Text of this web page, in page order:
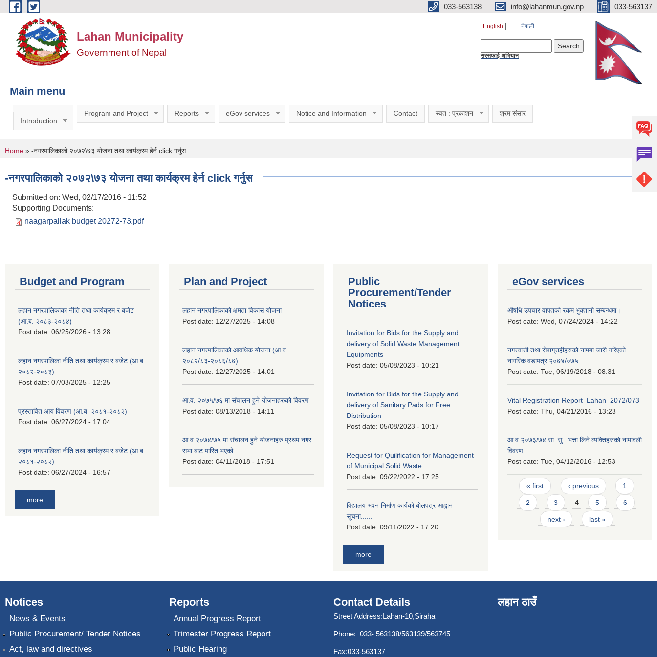
Skip to main content 033-563138 info@lahanmun.gov.np 033-563137
Lahan Municipality
Government of Nepal
English नेपाली
सरसफाई अभियान
Main menu
Introduction
Program and Project Reports eGov services Notice and Information Contact स्वत : प्रकाशन श्रम संसार
You are here
Home » -नगरपालिकाको २०७२\७३ योजना तथा कार्यक्रम हेर्न click गर्नुस
-नगरपालिकाको २०७२\७३ योजना तथा कार्यक्रम हेर्न click गर्नुस
Submitted on: Wed, 02/17/2016 - 11:52
Supporting Documents:
naagarpaliak budget 20272-73.pdf
Budget and Program
लहान नगरपालिकाका नीति तथा कार्यक्रम र बजेट
(आ.ब. २०८३-२०८४)
Post date: 06/25/2026 - 13:28
लहान नगरपालिका नीति तथा कार्यक्रम र बजेट (आ.ब.
२०८२-२०८३)
Post date: 07/03/2025 - 12:25
प्रस्तावित आय विवरण (आ.ब. २०८१-२०८२)
Post date: 06/27/2024 - 17:04
लहान नगरपालिका नीति तथा कार्यक्रम र बजेट (आ.ब.
२०८१-२०८२)
Post date: 06/27/2024 - 16:57
more
Plan and Project
लहान नगरपालिकाको क्षमता विकास योजना
Post date: 12/27/2025 - 14:08
लहान नगरपालिकाको आवधिक योजना (आ.व.
२०८२/८३-२०८६/८७)
Post date: 12/27/2025 - 14:01
आ.व. २०७५/७६ मा संचालन हुने योजनाहरुको विवरण
Post date: 08/13/2018 - 14:11
आ.व २०७४/७५ मा संचालन हुने योजनाहरु प्रथम नगर
सभा बाट पारित भएको
Post date: 04/11/2018 - 17:51
Public
Procurement/Tender
Notices
Invitation for Bids for the Supply and
delivery of Solid Waste Management
Equipments
Post date: 05/08/2023 - 10:21
Invitation for Bids for the Supply and
delivery of Sanitary Pads for Free
Distribution
Post date: 05/08/2023 - 10:17
Request for Quilification for Management
of Municipal Solid Waste...
Post date: 09/22/2022 - 17:25
विद्यालय भवन निर्माण कार्यको बोलपत्र आह्वान
सूचना......
Post date: 09/11/2022 - 17:20
more
eGov services
औषधि उपचार वापतको रकम भुक्तानी सम्बन्धमा।
Post date: Wed, 07/24/2024 - 14:22
नगरवासी तथा सेवाग्राहीहरुको नाममा जारी गरिएको
नागरिक वडापत्र २०७४/०७५
Post date: Tue, 06/19/2018 - 08:31
Vital Registration Report_Lahan_2072/073
Post date: Thu, 04/21/2016 - 13:23
आ.व २०७३/७४ सा .सु . भत्ता लिने व्यक्तिहरुको नामावली
विवरण
Post date: Tue, 04/12/2016 - 12:53
Pages
« first ‹ previous 1
2 3 4 5 6
next › last »
Notices
News & Events
Public Procurement/ Tender Notices
Act, law and directives
Reports
Annual Progress Report
Trimester Progress Report
Public Hearing
Contact Details
Street Address:Lahan-10,Siraha
Phone: 033- 563138/563139/563745
Fax:033-563137
लहान ठाउँ